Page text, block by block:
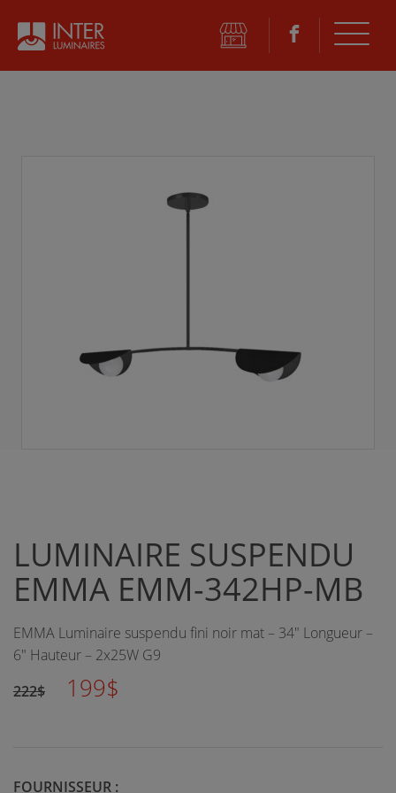
LUMINAIRE SUSPENDU
EMMA EMM-342HP-MB
EMMA Luminaire suspendu fini noir mat – 34" Longueur –
6" Hauteur – 2x25W G9
222$
199$
FOURNISSEUR :
©2026 Inter Luminaires. Tous droits réservés. Conception Web :: Oktane